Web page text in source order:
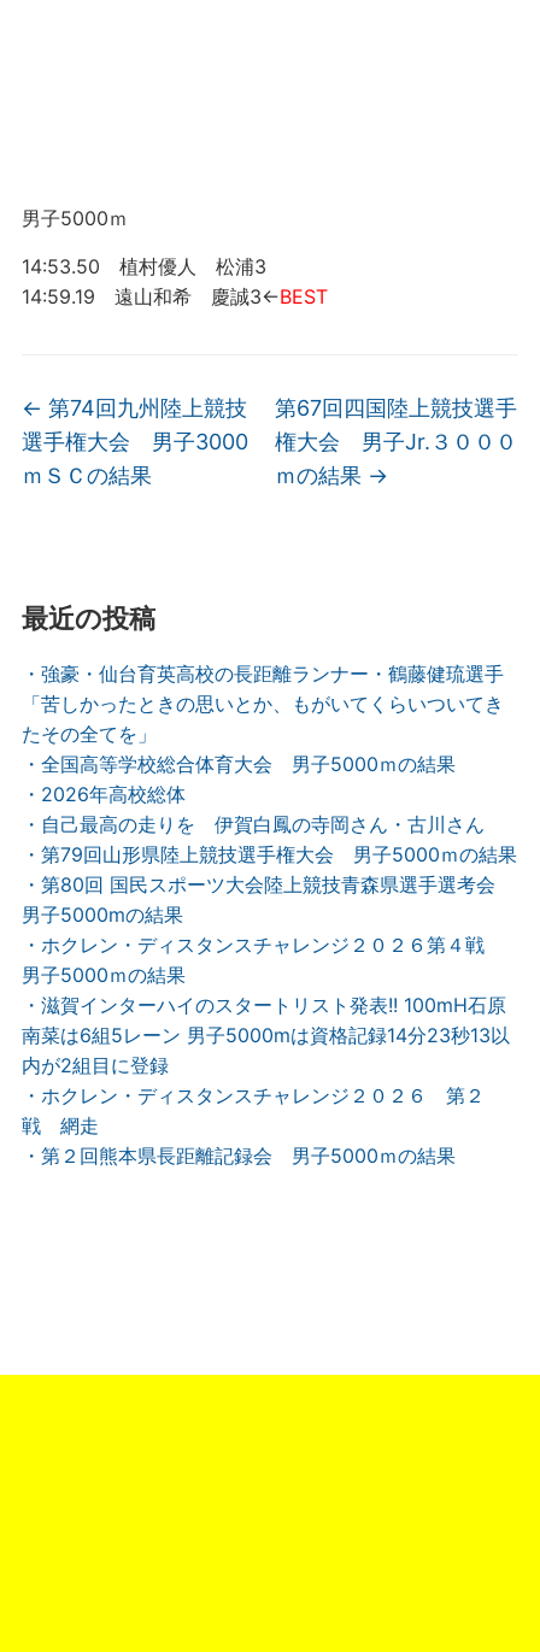
男子5000ｍ
14:53.50 植村優人 松浦3
14:59.19 遠山和希 慶誠3←BEST
← 第74回九州陸上競技
選手権大会 男子3000
ｍＳＣの結果
第67回四国陸上競技選手
権大会 男子Jr.３０００
ｍの結果 →
最近の投稿
・強豪・仙台育英高校の長距離ランナー・鶴藤健琉選手
「苦しかったときの思いとか、もがいてくらいついてき
たその全てを」
・全国高等学校総合体育大会 男子5000ｍの結果
・2026年高校総体
・自己最高の走りを 伊賀白鳳の寺岡さん・古川さん
・第79回山形県陸上競技選手権大会 男子5000ｍの結果
・第80回 国民スポーツ大会陸上競技青森県選手選考会
男子5000mの結果
・ホクレン・ディスタンスチャレンジ２０２６第４戦
男子5000ｍの結果
・滋賀インターハイのスタートリスト発表!! 100mH石原
南菜は6組5レーン 男子5000mは資格記録14分23秒13以
内が2組目に登録
・ホクレン・ディスタンスチャレンジ２０２６ 第２
戦 網走
・第２回熊本県長距離記録会 男子5000ｍの結果